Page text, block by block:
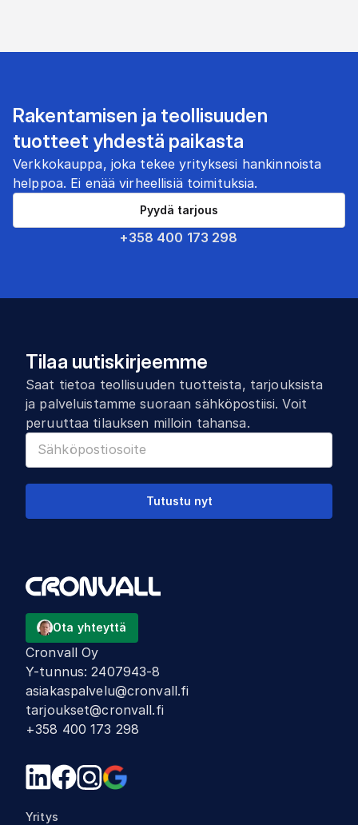
Rakentamisen ja teollisuuden
tuotteet yhdestä paikasta
Verkkokauppa, joka tekee yrityksesi hankinnoista
helppoa. Ei enää virheellisiä toimituksia.
+358 400 173 298
Pyydä tarjous
Tilaa uutiskirjeemme
Saat tietoa teollisuuden tuotteista, tarjouksista
ja palveluistamme suoraan sähköpostiisi. Voit
peruuttaa tilauksen milloin tahansa.
Tutustu nyt
Ota yhteyttä
Cronvall Oy
Y-tunnus:2407943-8
asiakaspalvelu@cronvall.fi
tarjoukset@cronvall.fi
+358 400 173 298
Yritys